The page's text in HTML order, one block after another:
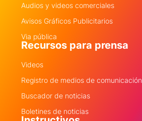
Audios y videos comerciales
Avisos Gráficos Publicitarios
Via pública
Recursos para prensa
Videos
Registro de medios de comunicación
Buscador de noticias
Boletines de noticias